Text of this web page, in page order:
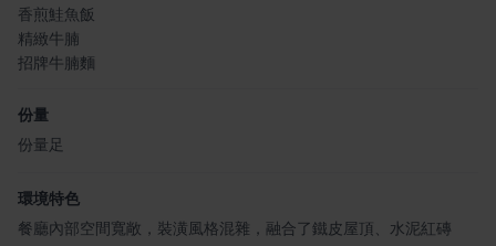
香煎鮭魚飯
精緻牛腩
招牌牛腩麵
份量
份量足
環境特色
餐廳內部空間寬敞，裝潢風格混雜，融合了鐵皮屋頂、水泥紅磚